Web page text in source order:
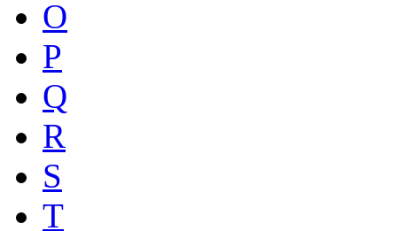
O
P
Q
R
S
T